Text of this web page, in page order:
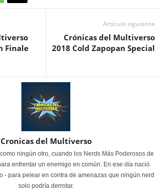
Finale
Artículo siguiente
Crónicas del Multiverso
2018 Cold Zapopan Special
Cronicas del Multiverso
ningún otro, cuando los Nerds Más Poderosos de
enfrentar un enemigo en común. En ese día nació
- para pelear en contra de amenazas que ningún nerd
solo podría derrotar.